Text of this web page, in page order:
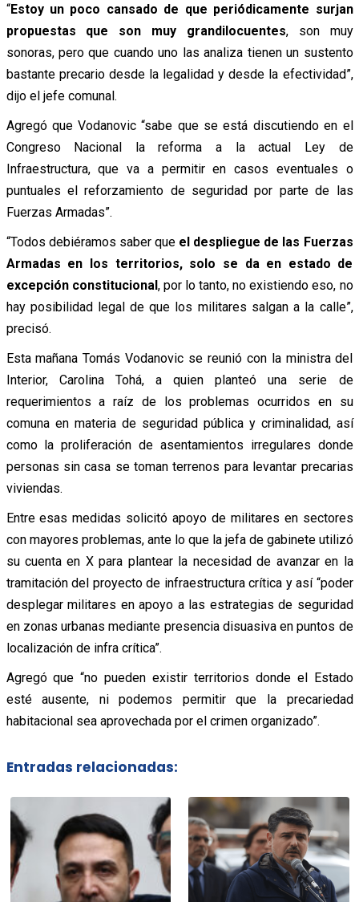
“Estoy un poco cansado de que periódicamente surjan
propuestas que son muy grandilocuentes, son muy
sonoras, pero que cuando uno las analiza tienen un sustento
bastante precario desde la legalidad y desde la efectividad”,
dijo el jefe comunal.
Agregó que Vodanovic “sabe que se está discutiendo en el
Congreso Nacional la reforma a la actual Ley de
Infraestructura, que va a permitir en casos eventuales o
puntuales el reforzamiento de seguridad por parte de las
Fuerzas Armadas”.
“Todos debiéramos saber que el despliegue de las Fuerzas
Armadas en los territorios, solo se da en estado de
excepción constitucional, por lo tanto, no existiendo eso, no
hay posibilidad legal de que los militares salgan a la calle”,
precisó.
Esta mañana Tomás Vodanovic se reunió con la ministra del
Interior, Carolina Tohá, a quien planteó una serie de
requerimientos a raíz de los problemas ocurridos en su
comuna en materia de seguridad pública y criminalidad, así
como la proliferación de asentamientos irregulares donde
personas sin casa se toman terrenos para levantar precarias
viviendas.
Entre esas medidas solicitó apoyo de militares en sectores
con mayores problemas, ante lo que la jefa de gabinete utilizó
su cuenta en X para plantear la necesidad de avanzar en la
tramitación del proyecto de infraestructura crítica y así “poder
desplegar militares en apoyo a las estrategias de seguridad
en zonas urbanas mediante presencia disuasiva en puntos de
localización de infra crítica”.
Agregó que “no pueden existir territorios donde el Estado
esté ausente, ni podemos permitir que la precariedad
habitacional sea aprovechada por el crimen organizado”.
Entradas relacionadas: